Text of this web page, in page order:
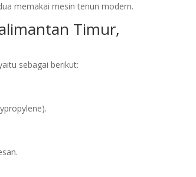
memakai mesin tenun modern.
Timur,
sebagai berikut: